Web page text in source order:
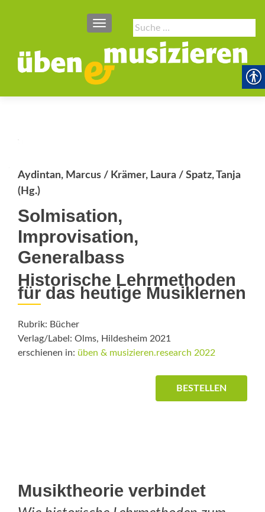
Suche
nach:
SCHALTE NAVIGATION
Aydintan, Marcus / Krämer, Laura / Spatz, Tanja
(Hg.)
Solmisation,
Improvisation,
Generalbass
Historische Lehrmethoden
für das heutige Musiklernen
Rubrik: Bücher
Verlag/Label: Olms, Hildesheim 2021
erschienen in: üben & musizieren.research 2022
BESTELLEN
Musiktheorie verbindet